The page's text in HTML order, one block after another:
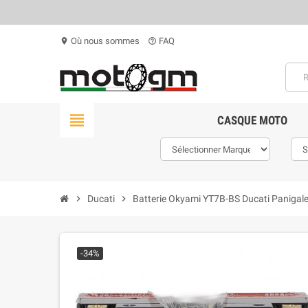
location_on Où nous sommes help_outline FAQ
view_headline CASQUE MOTO
chevron_right Ducati chevron_right Batterie Okyami YT7B-BS Ducati
-34%